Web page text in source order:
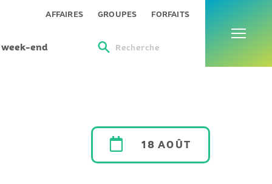
Menu
week-end
AFFAIRES GROUPES FORFAITS
Recherche
18 AOÛT